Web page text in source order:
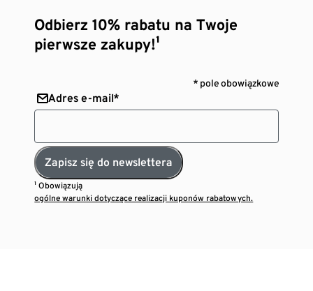
Odbierz 10% rabatu na Twoje
pierwsze zakupy!¹
* pole obowiązkowe
Adres e-mail*
Zapisz się do newslettera
¹ Obowiązują
ogólne warunki dotyczące realizacji kuponów rabatowych.